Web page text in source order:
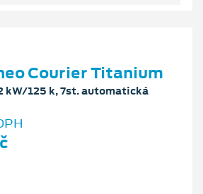
Courier Titanium
kW/125 k, 7st. automatická